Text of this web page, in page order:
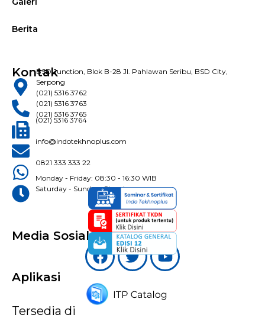
Berita
KontakBSD Junction, Blok B-28 Jl. Pahlawan Seribu, BSD City,
Serpong
(021) 5316 3762
(021) 5316 3763
(021) 5316 3765
(021) 5316 3764
info@indotekhnoplus.com
0821 333 333 22
Monday - Friday: 08:30 - 16:30 WIB
Saturday - Sunday: Closed
Media Sosial
Aplikasi
Tersedia di